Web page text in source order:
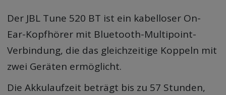
Der JBL Tune 520 BT ist ein kabelloser On-
Ear-Kopfhörer mit Bluetooth-Multipoint-
Verbindung, die das gleichzeitige Koppeln mit
zwei Geräten ermöglicht.
Die Akkulaufzeit beträgt bis zu 57 Stunden,